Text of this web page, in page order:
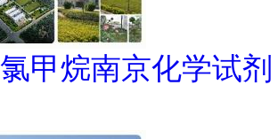
甲烷南京化学试剂